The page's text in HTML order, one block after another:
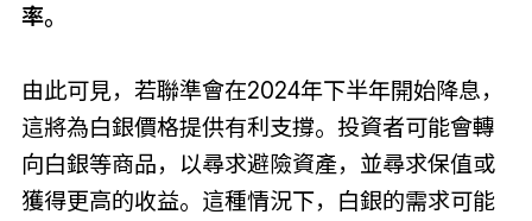
率。
由此可見，若聯準會在2024年下半年開始降息，
這將為白銀價格提供有利支撐。投資者可能會轉
向白銀等商品，以尋求避險資產，並尋求保值或
獲得更高的收益。這種情況下，白銀的需求可能